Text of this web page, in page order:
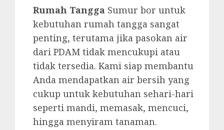
Rumah Tangga Sumur bor untuk
kebutuhan rumah tangga sangat
penting, terutama jika pasokan air
dari PDAM tidak mencukupi atau
tidak tersedia. Kami siap membantu
Anda mendapatkan air bersih yang
cukup untuk kebutuhan sehari-hari
seperti mandi, memasak, mencuci,
hingga menyiram tanaman.